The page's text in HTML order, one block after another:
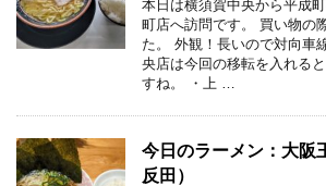
本日は横須賀中央から平成
町店へ訪問です。 買い物の
た。 外観！長いので対向車
央店は今回の移転を入れる
すね。 ・上 …
今日のラーメン：大阪
反田）